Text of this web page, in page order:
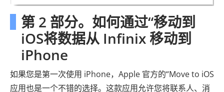
第 2 部分。如何通过“移动到
iOS将数据从 Infinix 移动到
iPhone
如果您是第一次使用 iPhone，Apple 官方的“Move to iOS
应用也是一个不错的选择。这款应用允许您将联系人、消